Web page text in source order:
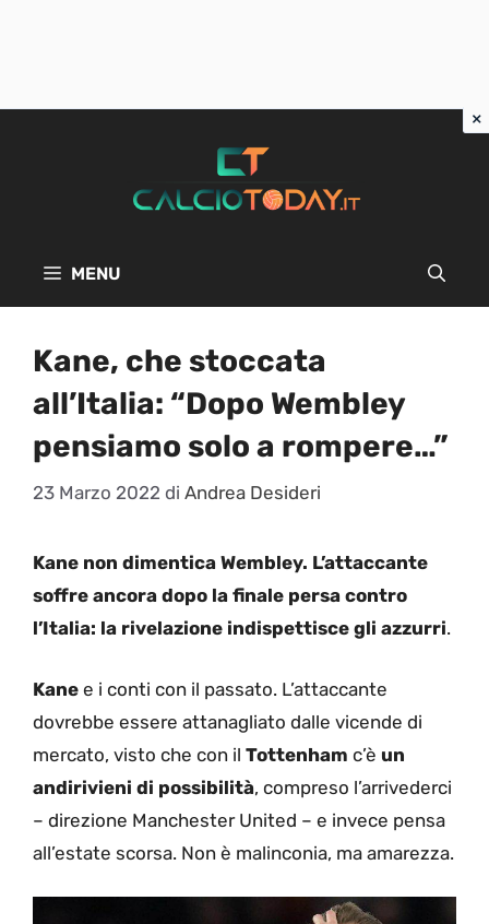
MENU
Kane, che stoccata
all’Italia: “Dopo Wembley
pensiamo solo a rompere…”
23 Marzo 2022 di Andrea Desideri
Kane non dimentica Wembley. L’attaccante
soffre ancora dopo la finale persa contro
l’Italia: la rivelazione indispettisce gli azzurri.
Kane e i conti con il passato. L’attaccante
dovrebbe essere attanagliato dalle vicende di
mercato, visto che con il Tottenham c’è un
andirivieni di possibilità, compreso l’arrivederci
– direzione Manchester United – e invece pensa
all’estate scorsa. Non è malinconia, ma amarezza.